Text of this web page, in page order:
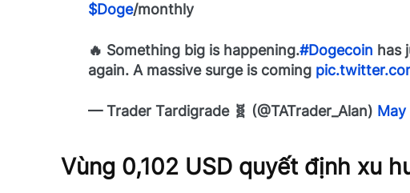
$Doge/monthly
🔥 Something big is happening.#Dogecoin has
again. A massive surge is coming
— Trader Tardigrade 🧬 (@TATrader_Alan)
Vùng 0,102 USD quyết định xu